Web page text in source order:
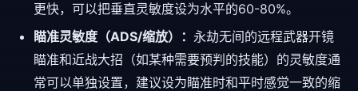
更快，可以把垂直灵敏度设为水平的60-80%。
瞄准灵敏度（ADS/缩放）： 永劫无间的远程武器开镜
瞄准和近战大招（如某种需要预判的技能）的灵敏度通
常可以单独设置，建议设为瞄准时和平时感觉一致的缩